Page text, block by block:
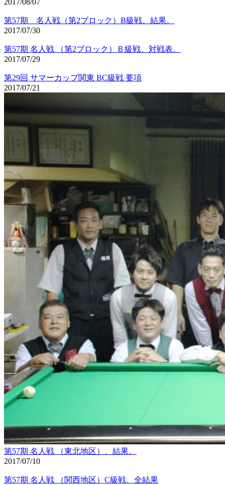
2017/08/07
第57期 名人戦（第2ブロック）B級戦、結果。
2017/07/30
第57期 名人戦 （第2ブロック）Ｂ級戦、対戦表。
2017/07/29
第29回 サマーカップ関東 BC級戦 要項
2017/07/21
第57期 名人戦 （東北地区）、結果。
2017/07/10
第57期 名人戦 （関西地区）C級戦、全結果